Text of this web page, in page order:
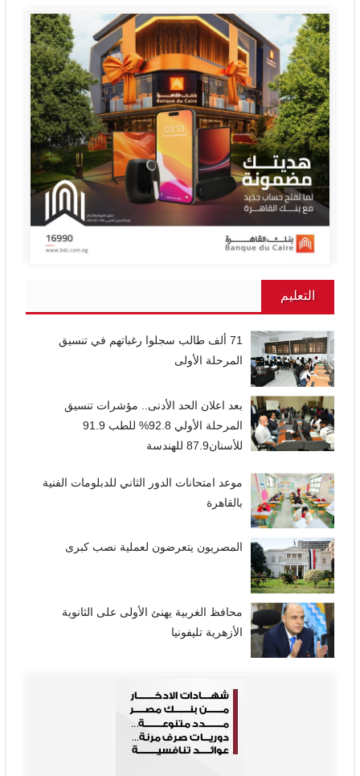
التعليم
71 ألف طالب سجلوا رغباتهم في تنسيق
المرحلة الأولى
بعد اعلان الحد الأدنى.. مؤشرات تنسيق
المرحلة الأولي 92.8% للطب 91.9
للأسنان87.9 للهندسة
موعد امتحانات الدور الثاني للدبلومات الفنية
بالقاهرة
المصريون يتعرضون لعملية نصب كبرى
محافظ الغربية يهنئ الأولى على الثانوية
الأزهرية تليفونيا